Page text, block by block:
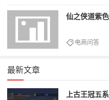
仙之侠道紫
电商问答
最新文章
上古王冠五